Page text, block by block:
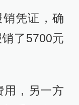
凭证，确
了5700元
用，另一方